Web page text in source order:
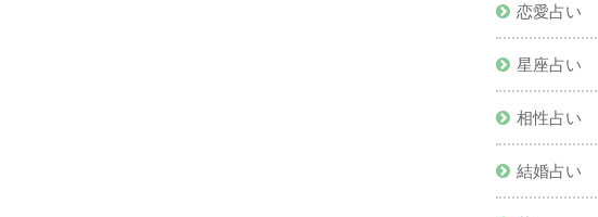
恋愛占い
星座占い
相性占い
結婚占い